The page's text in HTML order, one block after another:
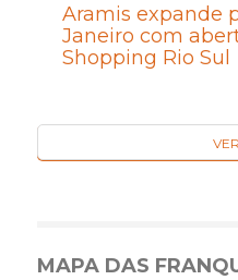
Aramis expande
Janeiro com
Shopping Rio Sul
MAPA DAS